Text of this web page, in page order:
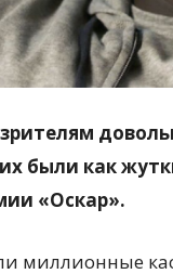
были как
«Оскар».
миллионные